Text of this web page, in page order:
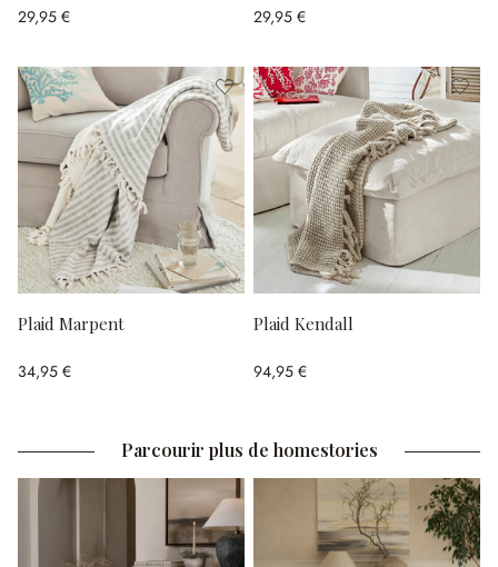
29,95 € 29,95 €
Plaid Marpent
34,95 €
Plaid Kendall
94,95 €
Parcourir plus de homestories